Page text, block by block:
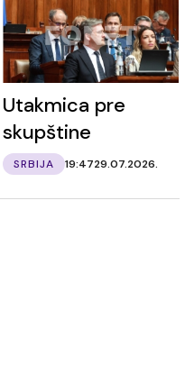
Utakmica pre
skupštine
SRBIJA 19:4729.07.2026.